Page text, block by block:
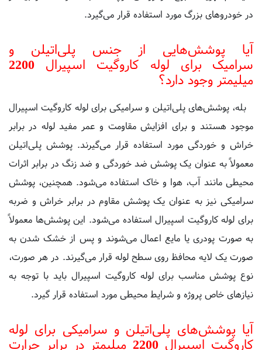
سرامیک برای لوله کاروگیت اسپیرال 2200
میلیمتر وجود دارد؟
بله، پوشش‌های پلی‌اتیلن و سرامیکی برای لوله کاروگیت اسپیرال
موجود هستند و برای افزایش مقاومت و عمر مفید لوله در برابر
خراش و خوردگی مورد استفاده قرار می‌گیرند. پوشش پلی‌اتیلن
معمولاً به عنوان یک پوشش ضد خوردگی و ضد زنگ در برابر اثرات
محیطی مانند آب، هوا و خاک استفاده می‌شود. همچنین، پوشش
سرامیکی نیز به عنوان یک پوشش مقاوم در برابر خراش و ضربه
برای لوله کاروگیت اسپیرال استفاده می‌شود. این پوشش‌ها معمولاً
به صورت پودری یا مایع اعمال می‌شوند و پس از خشک شدن به
صورت یک لایه محافظ روی سطح لوله قرار می‌گیرند. در هر صورت،
نوع پوشش مناسب برای لوله کاروگیت اسپیرال باید با توجه به
نیازهای خاص پروژه و شرایط محیطی مورد استفاده قرار گیرد.
کاروگیت اسپیرال 2200 میلیمتر در برابر حرارت
مقاوم هستند؟